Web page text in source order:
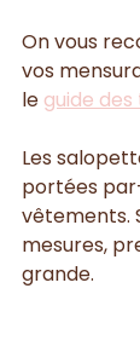
On vous
vos
le guide des
Les
portées
vêtements.
mesures,
grande.